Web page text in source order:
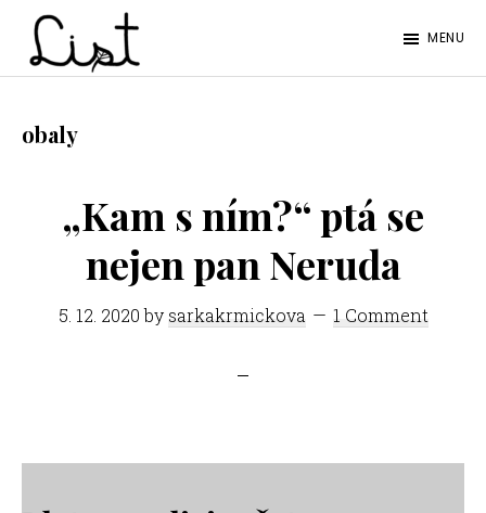
Skip
content
Skip
LIST
časopis
Litoměřice
MENU
obaly
„Kam s ním?“ ptá se
nejen pan Neruda
5. 12. 2020by sarkakrmickova 1 Comment